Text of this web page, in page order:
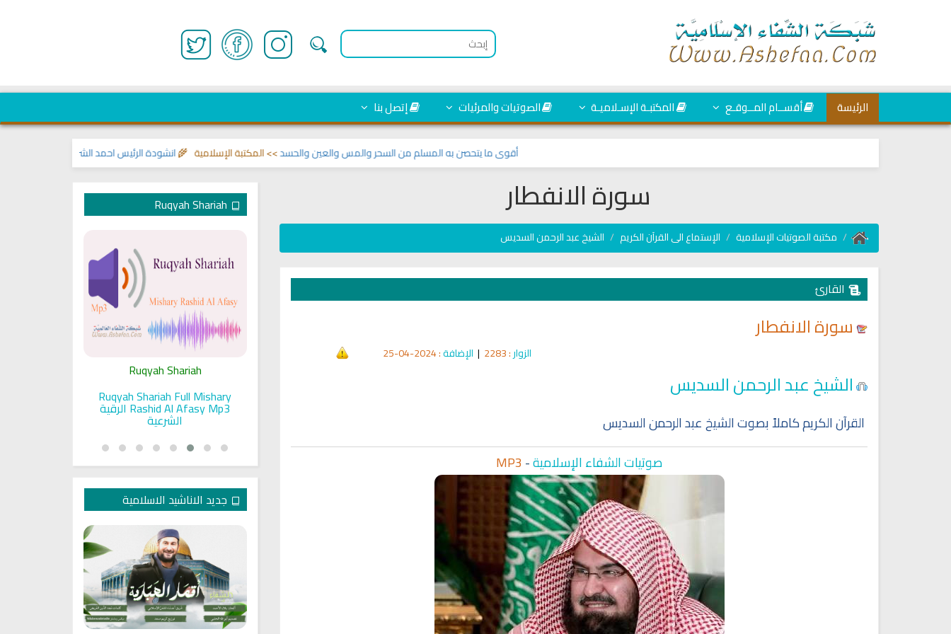
الرئيسة أقســام المــوقـع المكتبـة الإسـلاميـة الصوتيات والمرئيات إتصل بنا
انشودة الرئيس احمد الشرع>> اناشيد ابراهيم أقوى ما يتحصن به المسلم من السحر والمس والعين والحسد>> المكتبة الإسلامية 🌾
سورة الانفطار
مكتبة الصوتيات الإسلامية الإستماع الى القرآن الكريم الشيخ عبد الرحمن السديس
القارئ
سورة الانفطار
الزوار: 2283
| الإضافة: 2024-04-25
الشيخ عبد الرحمن السديس
القرآن الكريم كاملاً بصوت الشيخ عبد الرحمن السديس
صوتيات الشفاء الإسلامية-
MP3
Ruqya regained her sight
Discover Islam and Muslims
Ruqyah Shariah
Ruqyah Shariah Full Mishary
Rashid Al Afasy Mp3 الرقية
الشرعية
جديد الاناشيد الاسلامية